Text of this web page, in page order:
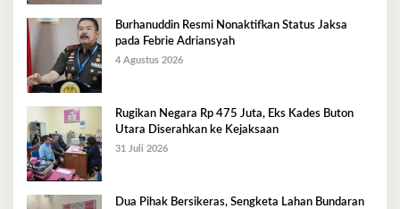
Burhanuddin Resmi Nonaktifkan Status Jaksa
pada Febrie Adriansyah
4 Agustus 2026
Rugikan Negara Rp 475 Juta, Eks Kades Buton
Utara Diserahkan ke Kejaksaan
31 Juli 2026
Dua Pihak Bersikeras, Sengketa Lahan Bundaran